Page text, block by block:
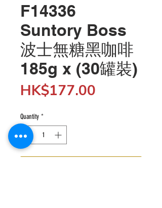
F14336
Suntory Boss
波士無糖黑咖啡
185g x (30罐裝)
HK$177.00
Quantity *